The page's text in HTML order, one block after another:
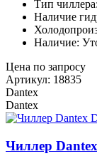
Тип
Наличие
Наличие:
Цена по запросу
Артикул: 18835
Dantex
Dantex
Чиллер